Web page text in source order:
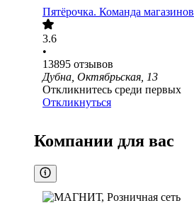
Пятёрочка. Команда магазинов
3.6
•
13895 отзывов
Дубна, Октябрьская, 13
Откликнитесь среди первых
Откликнуться
Компании для вас